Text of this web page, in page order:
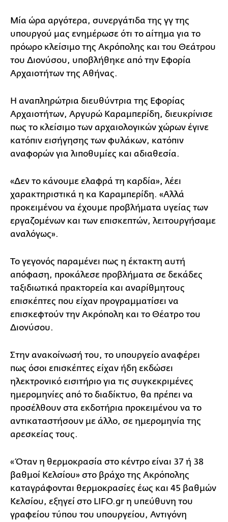
Μία ώρα αργότερα, συνεργάτιδα της γγ της
υπουργού μας ενημέρωσε ότι το αίτημα για το
πρόωρο κλείσιμο της Ακρόπολης και του Θεάτρου
του Διονύσου, υποβλήθηκε από την Εφορία
Αρχαιοτήτων της Αθήνας.
Η αναπληρώτρια διευθύντρια της Εφορίας
Αρχαιοτήτων, Αργυρώ Καραμπερίδη, διευκρίνισε
πως το κλείσιμο των αρχαιολογικών χώρων έγινε
κατόπιν εισήγησης των φυλάκων, κατόπιν
αναφορών για λιποθυμίες και αδιαθεσία.
«Δεν το κάνουμε ελαφρά τη καρδία», λέει
χαρακτηριστικά η κα Καραμπερίδη. «Αλλά
προκειμένου να έχουμε προβλήματα υγείας των
εργαζομένων και των επισκεπτών, λειτουργήσαμε
αναλόγως».
Το γεγονός παραμένει πως η έκτακτη αυτή
απόφαση, προκάλεσε προβλήματα σε δεκάδες
ταξιδιωτικά πρακτορεία και αναρίθμητους
επισκέπτες που είχαν προγραμματίσει να
επισκεφτούν την Ακρόπολη και το Θέατρο του
Διονύσου.
Στην ανακοίνωσή του, το υπουργείο αναφέρει
πως όσοι επισκέπτες είχαν ήδη εκδώσει
ηλεκτρονικό εισιτήριο για τις συγκεκριμένες
ημερομηνίες από το διαδίκτυο, θα πρέπει να
προσέλθουν στα εκδοτήρια προκειμένου να το
αντικαταστήσουν με άλλο, σε ημερομηνία της
αρεσκείας τους.
«Όταν η θερμοκρασία στο κέντρο είναι 37 ή 38
βαθμοί Κελσίου» στο βράχο της Ακρόπολης
καταγράφονται θερμοκρασίες έως και 45 βαθμών
Κελσίου, εξηγεί στο LIFO.gr η υπεύθυνη του
γραφείου τύπου του υπουργείου, Αντιγόνη